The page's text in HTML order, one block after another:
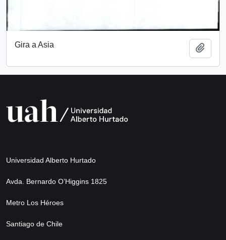
Gira a Asia
Universidad Alberto Hurtado
Avda. Bernardo O’Higgins 1825
Metro Los Héroes
Santiago de Chile